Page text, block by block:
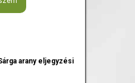
arany eljegyzési